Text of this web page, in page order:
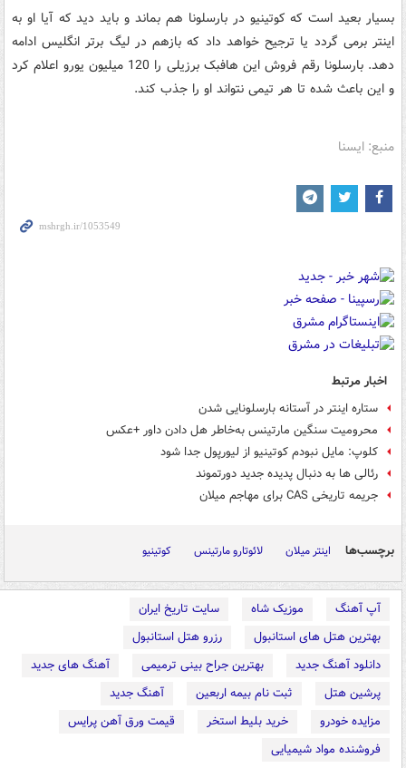
بسیار بعید است که کوتینیو در بارسلونا هم بماند و باید دید که آیا او به
اینتر برمی گردد یا ترجیح خواهد داد که بازهم در لیگ برتر انگلیس ادامه
دهد. بارسلونا رقم فروش این هافبک برزیلی را 120 میلیون یورو اعلام کرد
و این باعث شده تا هر تیمی نتواند او را جذب کند.
منبع: ایسنا
اخبار مرتبط
ستاره اینتر در آستانه بارسلونایی شدن
محرومیت سنگین مارتینس به‌خاطر هل دادن داور +عکس
کلوپ: مایل نبودم کوتینیو از لیورپول جدا شود
رئالی ها به دنبال پدیده جدید دورتموند
جریمه تاریخی CAS برای مهاجم میلان
برچسب‌ها اینتر میلان لائوتارو مارتینس کوتینیو
آپ آهنگ موزیک شاه
سایت تاریخ ایران
بهترین هتل های استانبول
رزرو هتل استانبول
دانلود آهنگ جدید
بهترین جراح بینی ترمیمی
آهنگ های جدید
پرشین هتل
ثبت نام بیمه اربعین
آهنگ جدید
مزایده خودرو
خرید بلیط استخر
قیمت ورق آهن پرایس
فروشنده مواد شیمیایی